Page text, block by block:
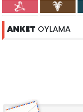
ANKET OYLAMA